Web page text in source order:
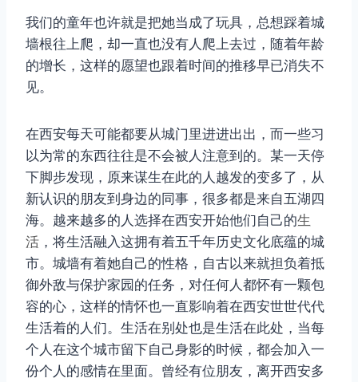
我们的童年也许就是把她当成了玩具，总想踩着城
墙根往上爬，却一直也没有人爬上去过，随着年龄
的增长，这样的愿望也跟着时间的推移早已消失不
见。
在西安每天可能都要从城门里进进出出，而一些习
以为常的东西往往是不会被人注意到的。某一天停
下脚步发现，原来谋生在此的人越发的变多了，从
新认识的朋友到身边的同事，很多都是来自五湖四
海。越来越多的人选择在西安开始他们自己的生
活 ，将生活融入这拥有着五千年历史文化底蕴的城
市。城墙有着她自己的性格，自古以来就担负着抵
御外敌与保护家园的任务，对任何人都怀有一颗包
容的心，这样的情怀也一直影响着在西安世世代代
生活着的人们。生活在别处也是生活在此处，当每
个人在这个城市留下自己身影的时候，都会加入一
份个人的感情在里面。曾经有位朋友，离开西安多
取消 搜索